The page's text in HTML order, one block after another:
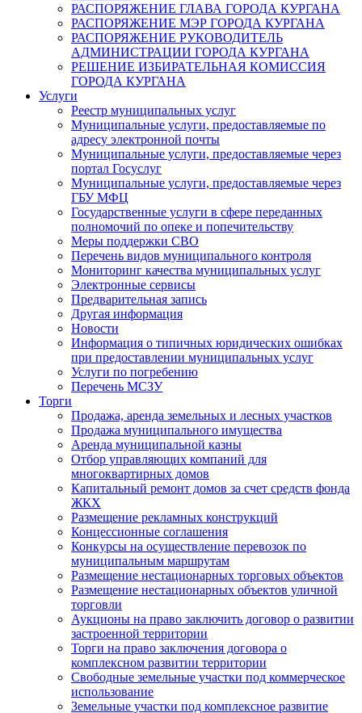
РАСПОРЯЖЕНИЕ ГЛАВА ГОРОДА КУРГАНА
РАСПОРЯЖЕНИЕ МЭР ГОРОДА КУРГАНА
РАСПОРЯЖЕНИЕ РУКОВОДИТЕЛЬ
АДМИНИСТРАЦИИ ГОРОДА КУРГАНА
РЕШЕНИЕ ИЗБИРАТЕЛЬНАЯ КОМИССИЯ
ГОРОДА КУРГАНА
Услуги
Реестр муниципальных услуг
Муниципальные услуги, предоставляемые по
адресу электронной почты
Муниципальные услуги, предоставляемые через
портал Госуслуг
Муниципальные услуги, предоставляемые через
ГБУ МФЦ
Государственные услуги в сфере переданных
полномочий по опеке и попечительству
Меры поддержки СВО
Перечень видов муниципального контроля
Мониторинг качества муниципальных услуг
Электронные сервисы
Предварительная запись
Другая информация
Новости
Информация о типичных юридических ошибках
при предоставлении муниципальных услуг
Услуги по погребению
Перечень МСЗУ
Торги
Продажа, аренда земельных и лесных участков
Продажа муниципального имущества
Аренда муниципальной казны
Отбор управляющих компаний для
многоквартирных домов
Капитальный ремонт домов за счет средств фонда
ЖКХ
Размещение рекламных конструкций
Концессионные соглашения
Конкурсы на осуществление перевозок по
муниципальным маршрутам
Размещение нестационарных торговых объектов
Размещение нестационарных объектов уличной
торговли
Аукционы на право заключить договор о развитии
застроенной территории
Торги на право заключения договора о
комплексном развитии территории
Свободные земельные участки под коммерческое
использование
Земельные участки под комплексное развитие